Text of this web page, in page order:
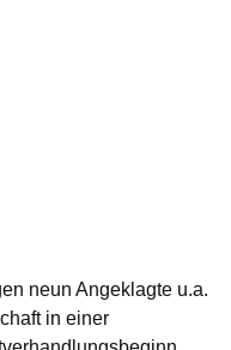
neun Angeklagte u.a.
in einer